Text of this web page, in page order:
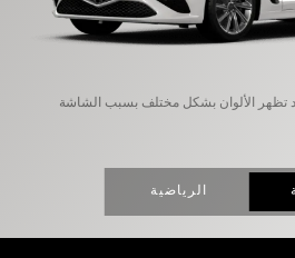
تظهر الألوان بشكل مختلف بسبب الشاشة
الرياضية